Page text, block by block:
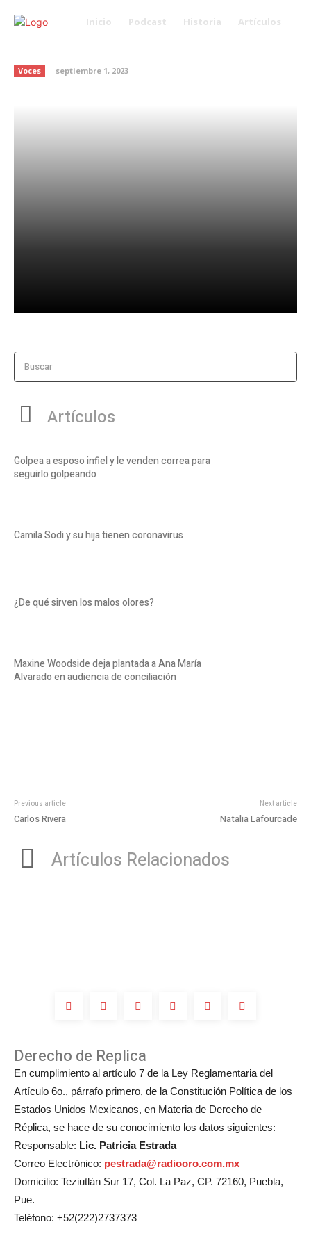
Inicio Podcast Historia Artículos
Voces septiembre 1, 2023
Buscar
Artículos
Golpea a esposo infiel y le venden correa para
seguirlo golpeando
Camila Sodi y su hija tienen coronavirus
¿De qué sirven los malos olores?
Maxine Woodside deja plantada a Ana María
Alvarado en audiencia de conciliación
Previous article
Carlos Rivera
Next article
Natalia Lafourcade
Artículos Relacionados
Derecho de Replica
En cumplimiento al artículo 7 de la Ley Reglamentaria del
Artículo 6o., párrafo primero, de la Constitución Política de los
Estados Unidos Mexicanos, en Materia de Derecho de
Réplica, se hace de su conocimiento los datos siguientes:
Responsable: Lic. Patricia Estrada
Correo Electrónico: pestrada@radiooro.com.mx
Domicilio: Teziutlán Sur 17, Col. La Paz, CP. 72160, Puebla,
Pue.
Teléfono: +52(222)2737373